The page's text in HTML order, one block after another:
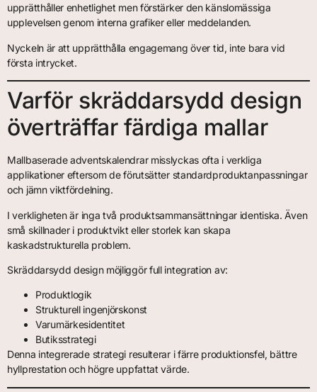
upprätthåller enhetlighet men förstärker den känslomässiga
upplevelsen genom interna grafiker eller meddelanden.
Nyckeln är att upprätthålla engagemang över tid, inte bara vid
första intrycket.
Varför skräddarsydd design
överträffar färdiga mallar
Mallbaserade adventskalendrar misslyckas ofta i verkliga
applikationer eftersom de förutsätter standardproduktanpassningar
och jämn viktfördelning.
I verkligheten är inga två produktsammansättningar identiska. Även
små skillnader i produktvikt eller storlek kan skapa
kaskadstrukturella problem.
Skräddarsydd design möjliggör full integration av:
Produktlogik
Strukturell ingenjörskonst
Varumärkesidentitet
Butiksstrategi
Denna integrerade strategi resulterar i färre produktionsfel, bättre
hyllprestation och högre uppfattat värde.